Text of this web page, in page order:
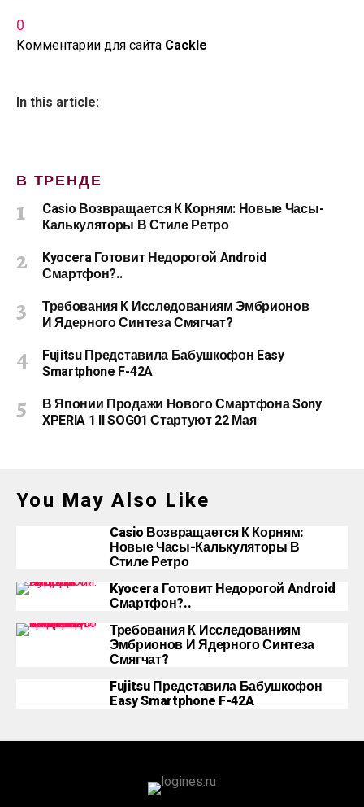
0
Комментарии для сайта Cackle
In this article:
В ТРЕНДЕ
Casio Возвращается К Корням: Новые Часы-
Калькуляторы В Стиле Ретро
Kyocera Готовит Недорогой Android
Смартфон?..
Требования К Исследованиям Эмбрионов
И Ядерного Синтеза Смягчат?
Fujitsu Представила Бабушкофон Easy
Smartphone F-42A
В Японии Продажи Нового Смартфона Sony
XPERIA 1 II SOG01 Стартуют 22 Мая
You May Also Like
Casio Возвращается К Корням:
Новые Часы-Калькуляторы В
Стиле Ретро
Kyocera Готовит Недорогой Android
Смартфон?..
Требования К Исследованиям
Эмбрионов И Ядерного Синтеза
Смягчат?
Fujitsu Представила Бабушкофон
Easy Smartphone F-42A